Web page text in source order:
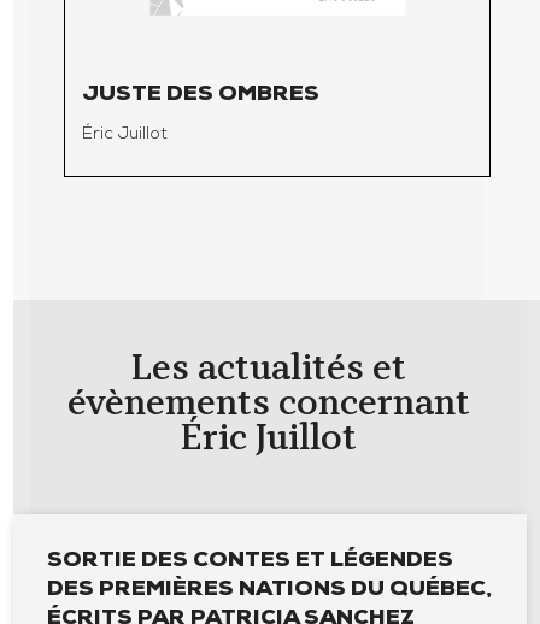
JUSTE DES OMBRES
Éric Juillot
Les actualités et
évènements concernant
Éric Juillot
SORTIE DES CONTES ET LÉGENDES
DES PREMIÈRES NATIONS DU QUÉBEC,
ÉCRITS PAR PATRICIA SANCHEZ